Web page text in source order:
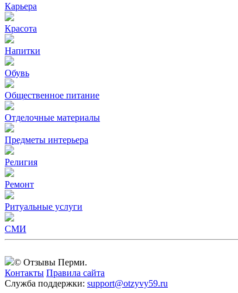
Карьера
Красота
Напитки
Обувь
Общественное питание
Отделочные материалы
Предметы интерьера
Религия
Ремонт
Ритуальные услуги
СМИ
© Отзывы Перми.
Контакты Правила сайта
Служба поддержки: support@otzyvy59.ru